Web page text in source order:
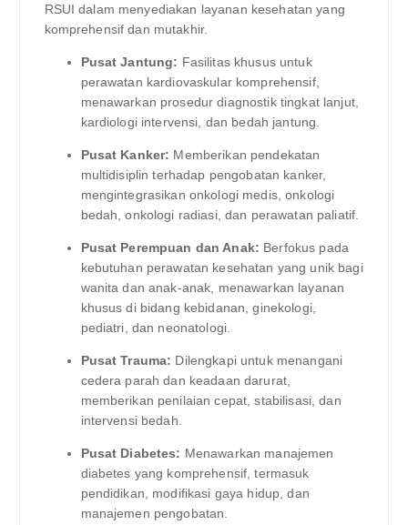
RSUI dalam menyediakan layanan kesehatan yang
komprehensif dan mutakhir.
Pusat Jantung: Fasilitas khusus untuk
perawatan kardiovaskular komprehensif,
menawarkan prosedur diagnostik tingkat lanjut,
kardiologi intervensi, dan bedah jantung.
Pusat Kanker: Memberikan pendekatan
multidisiplin terhadap pengobatan kanker,
mengintegrasikan onkologi medis, onkologi
bedah, onkologi radiasi, dan perawatan paliatif.
Pusat Perempuan dan Anak: Berfokus pada
kebutuhan perawatan kesehatan yang unik bagi
wanita dan anak-anak, menawarkan layanan
khusus di bidang kebidanan, ginekologi,
pediatri, dan neonatologi.
Pusat Trauma: Dilengkapi untuk menangani
cedera parah dan keadaan darurat,
memberikan penilaian cepat, stabilisasi, dan
intervensi bedah.
Pusat Diabetes: Menawarkan manajemen
diabetes yang komprehensif, termasuk
pendidikan, modifikasi gaya hidup, dan
manajemen pengobatan.